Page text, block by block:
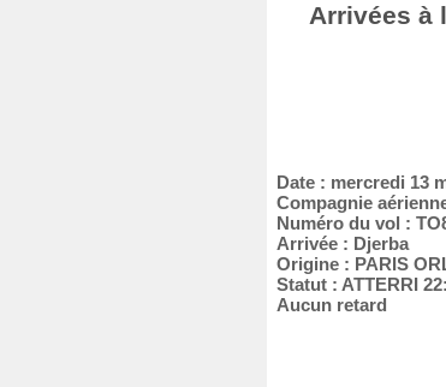
Arrivées à
Date : mercredi 13
Compagnie
Numéro du vol :
Arrivée : Djerba
Origine : PARIS
Statut : ATTERRI
Aucun retard